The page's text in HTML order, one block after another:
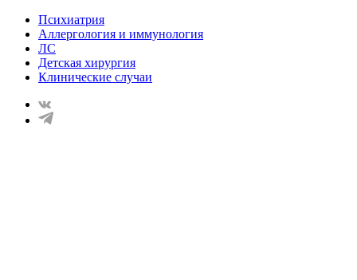
Психиатрия
Аллергология и иммунология
ЛС
Детская хирургия
Клинические случаи